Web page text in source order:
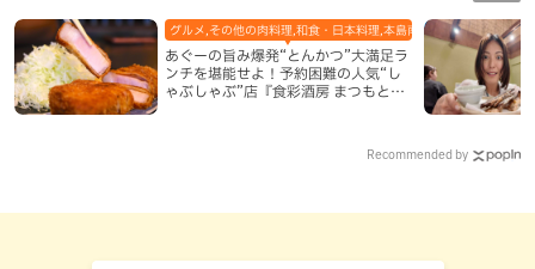
あぐーの旨み爆発“とんかつ”大満足ラ
ンチを堪能せよ！予約困難の人気“し
ゃぶしゃぶ”店『食彩酒房 まつもと』
グルメ,その他の肉料理,和食・日本料理,本島南部,那覇市
Recommended by